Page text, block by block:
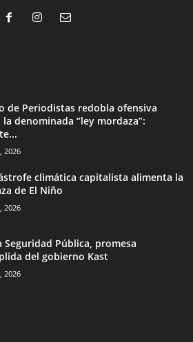
de Periodistas redobla ofensiva
denominada “ley mordaza”:
2026
climática capitalista alimenta la
de El Niño
2026
Seguridad Pública, promesa
del gobierno Kast
2026